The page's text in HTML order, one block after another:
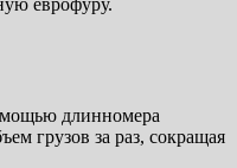
еврофуру.
длинномера
грузов за раз, сокращая